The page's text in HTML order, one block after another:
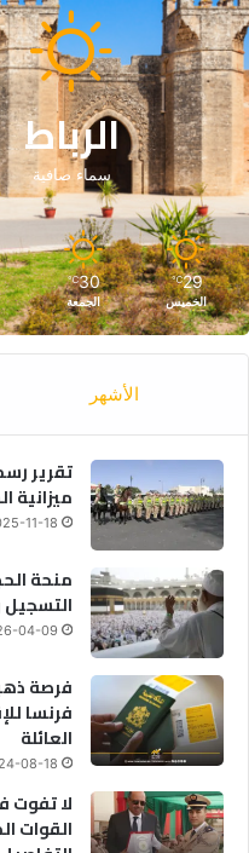
الرباط
سماء صافية
29
℃
الخميس
30
℃
الجمعة
الأشهر
تقرير
ميزانية
11-18
04-09
فرصة
فرنسا
العائلة
08-18
لا تفوت